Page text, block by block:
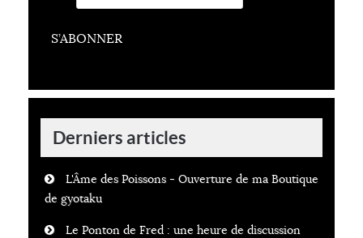
S’ABONNER
Derniers articles
L'Âme des Poissons - Ouverture de ma Boutique
de gyotaku
Le Ponton de Fred : une heure de discussion